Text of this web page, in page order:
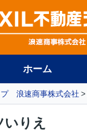
ホーム
プ 浪速商事株式会社
りえ